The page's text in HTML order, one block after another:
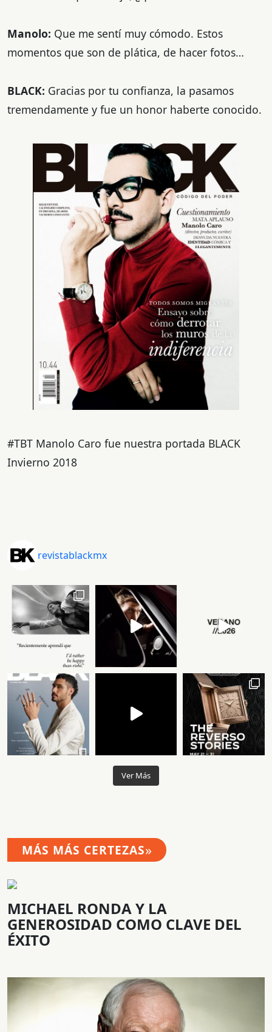
Manolo: Que me sentí muy cómodo. Estos
momentos que son de plática, de hacer fotos…
BLACK: Gracias por tu confianza, la pasamos
tremendamente y fue un honor haberte conocido.
#TBT Manolo Caro fue nuestra portada BLACK
Invierno 2018
revistablackmx
Ver Más
MÁS MÁS CERTEZAS»
MICHAEL RONDA Y LA
GENEROSIDAD COMO CLAVE DEL
ÉXITO